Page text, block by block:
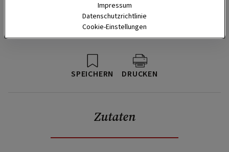
SPEICHERN DRUCKEN
Zutaten
Impressum
Datenschutzrichtlinie
Cookie-Einstellungen